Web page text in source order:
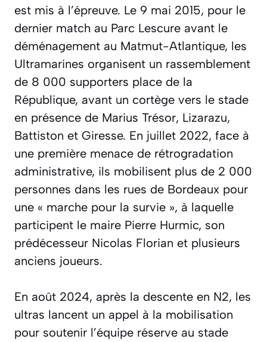
est mis à l’épreuve. Le 9 mai 2015, pour le
dernier match au Parc Lescure avant le
déménagement au Matmut-Atlantique, les
Ultramarines organisent un rassemblement
de 8 000 supporters place de la
République, avant un cortège vers le stade
en présence de Marius Trésor, Lizarazu,
Battiston et Giresse. En juillet 2022, face à
une première menace de rétrogradation
administrative, ils mobilisent plus de 2 000
personnes dans les rues de Bordeaux pour
une « marche pour la survie », à laquelle
participent le maire Pierre Hurmic, son
prédécesseur Nicolas Florian et plusieurs
anciens joueurs.
En août 2024, après la descente en N2, les
ultras lancent un appel à la mobilisation
pour soutenir l’équipe réserve au stade